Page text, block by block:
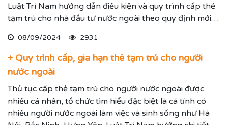
Luật Trí Nam hướng dẫn điều kiện và quy trình cấp thẻ
tạm trú cho nhà đầu tư nước ngoài theo quy định mới
08/09/2024 2931
+ Quy trình cấp, gia hạn thẻ tạm trú cho người
nước ngoài
Thủ tục cấp thẻ tạm trú cho người nước ngoài được
nhiều cá nhân, tổ chức tìm hiểu đặc biệt là cá tỉnh có
nhiều người nước ngoài làm việc và sinh sống như Hà